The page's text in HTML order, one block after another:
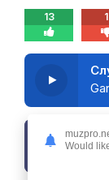
13 1
Would